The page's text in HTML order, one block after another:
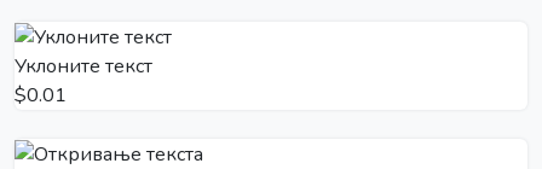
Уклоните текст
$0.01